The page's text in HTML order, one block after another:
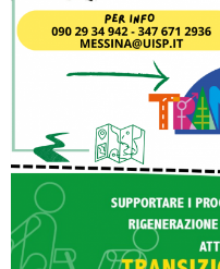
Tiziano Pesce a Radio